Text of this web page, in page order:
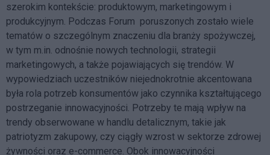
szerokim kontekście: produktowym, marketingowym i
produkcyjnym. Podczas Forum poruszonych zostało wiele
tematów o szczególnym znaczeniu dla branży spożywczej,
w tym m.in. odnośnie nowych technologii, strategii
marketingowych, a także pojawiających się trendów. W
wypowiedziach uczestników niejednokrotnie akcentowana
była rola potrzeb konsumentów jako czynnika kształtującego
postrzeganie innowacyjności. Potrzeby te mają wpływ na
trendy obserwowane w handlu detalicznym, takie jak
patriotyzm zakupowy, czy ciągły wzrost w sektorze zdrowej
żywności oraz e-commerce. Obok innowacyjności